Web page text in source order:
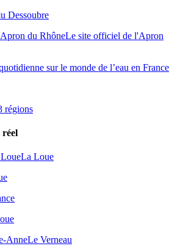
Dessoubre
du RhôneLe site officiel de l'Apron
sur le monde de l’eau en France
régions
réel
La Loue
AnneLe Verneau